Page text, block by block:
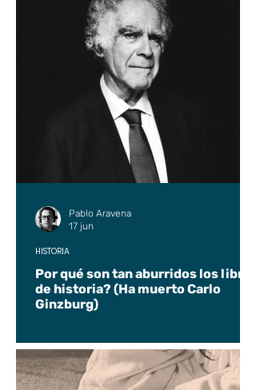
Por qué son tan aburridos los libros
de historia? (Ha muerto Carlo
Ginzburg)
HISTORIA
Pablo Aravena
17 jun